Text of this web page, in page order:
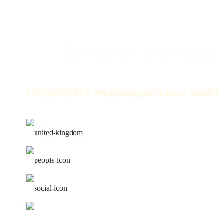
Попробуйте индивидуальные